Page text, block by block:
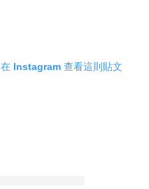
在 Instagram 查看這則貼文